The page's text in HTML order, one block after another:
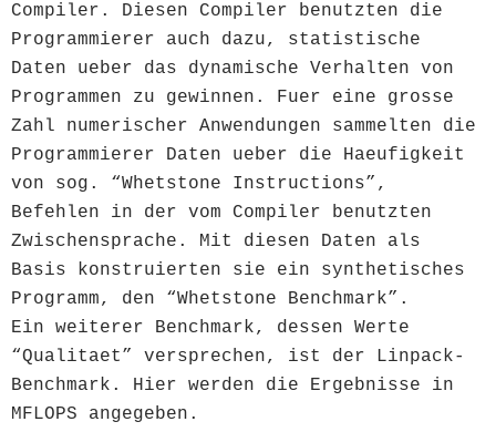
Compiler. Diesen Compiler benutzten die
Programmierer auch dazu, statistische
Daten ueber das dynamische Verhalten von
Programmen zu gewinnen. Fuer eine grosse
Zahl numerischer Anwendungen sammelten die
Programmierer Daten ueber die Haeufigkeit
von sog. “Whetstone Instructions”,
Befehlen in der vom Compiler benutzten
Zwischensprache. Mit diesen Daten als
Basis konstruierten sie ein synthetisches
Programm, den “Whetstone Benchmark”.
Ein weiterer Benchmark, dessen Werte
“Qualitaet” versprechen, ist der Linpack-
Benchmark. Hier werden die Ergebnisse in
MFLOPS angegeben.